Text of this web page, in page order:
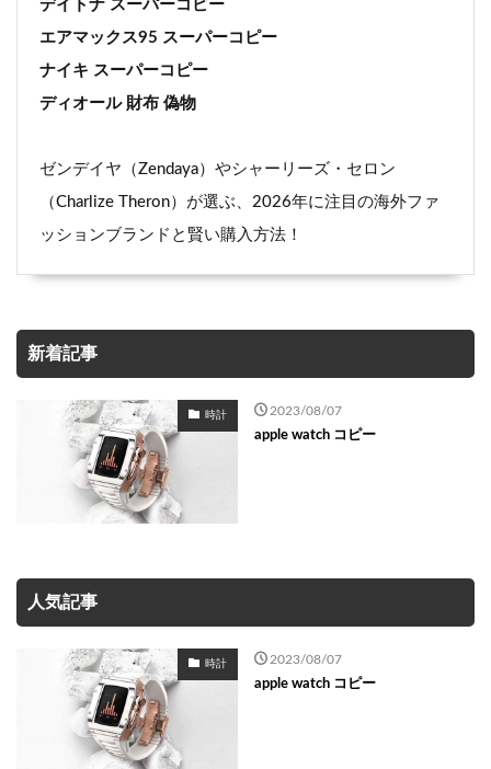
デイトナ スーパーコピー
エアマックス95 スーパーコピー
ナイキ スーパーコピー
ディオール 財布 偽物
ゼンデイヤ（Zendaya）やシャーリーズ・セロン
（Charlize Theron）が選ぶ、2026年に注目の海外ファ
ッションブランドと賢い購入方法！
新着記事
時計 2023/08/07
apple watch コピー
人気記事
時計 2023/08/07
apple watch コピー